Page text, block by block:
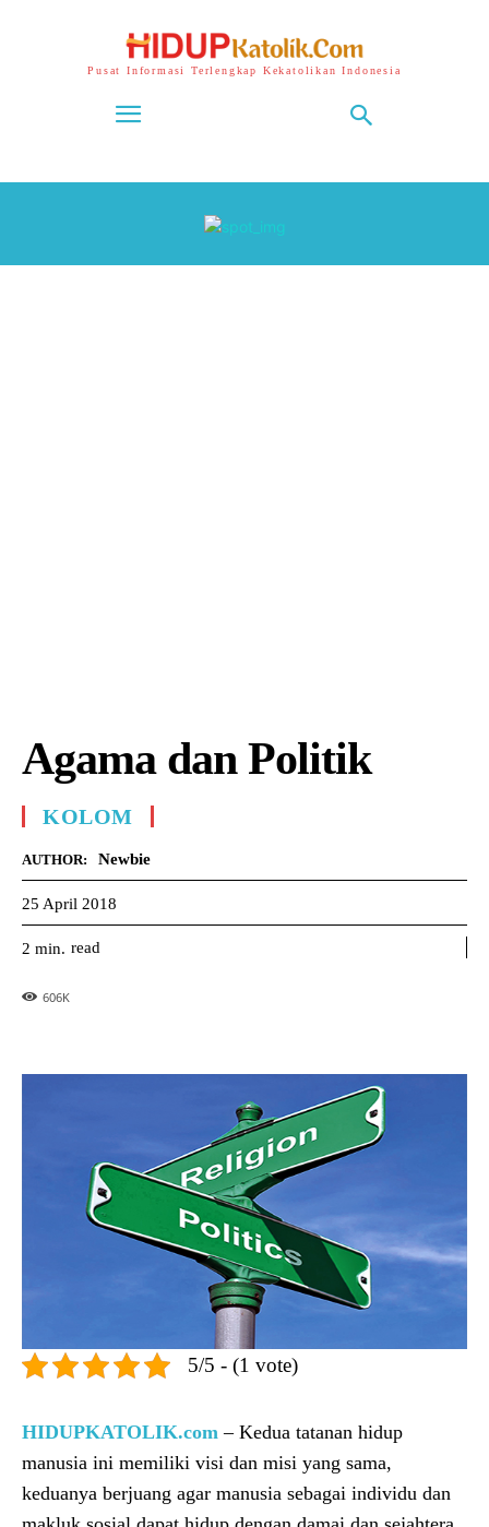
Pusat Informasi Terlengkap Kekatolikan Indonesia
Agama dan Politik
KOLOM
AUTHOR: Newbie
25 April 2018
2 min. read
606K
5/5 - (1 vote)
HIDUPKATOLIK.com – Kedua tatanan hidup
manusia ini memiliki visi dan misi yang sama,
keduanya berjuang agar manusia sebagai individu dan